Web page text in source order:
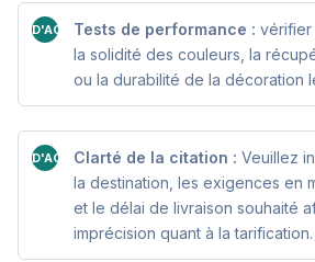
D'ACCORDTests de performance : vérifier
la solidité des couleurs, la
ou la durabilité de la décoration
D'ACCORDClarté de la citation : Veuillez
la destination, les exigences en
et le délai de livraison souhaité
imprécision quant à la tarification.